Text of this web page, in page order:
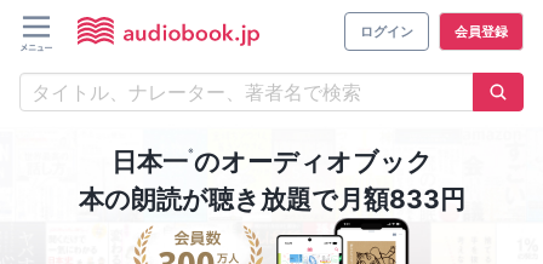
ログイン 会員登録
日本一※のオーディオブック
本の朗読が聴き放題で月額833円